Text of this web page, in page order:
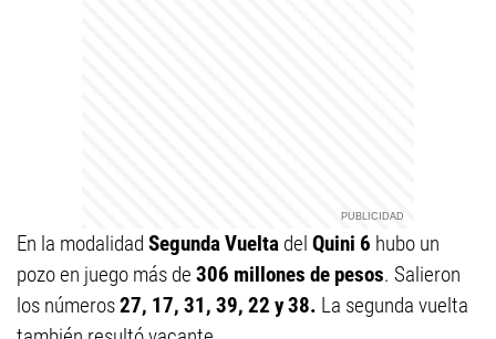
En la modalidad Segunda Vuelta del Quini 6 hubo un
pozo en juego más de 306 millones de pesos. Salieron
los números27, 17, 31, 39, 22 y 38. La segunda vuelta